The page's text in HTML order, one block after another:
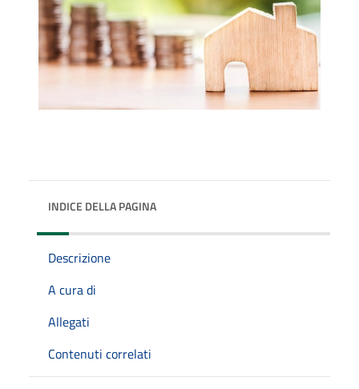
INDICE DELLA PAGINA
Descrizione
A cura di
Allegati
Contenuti correlati